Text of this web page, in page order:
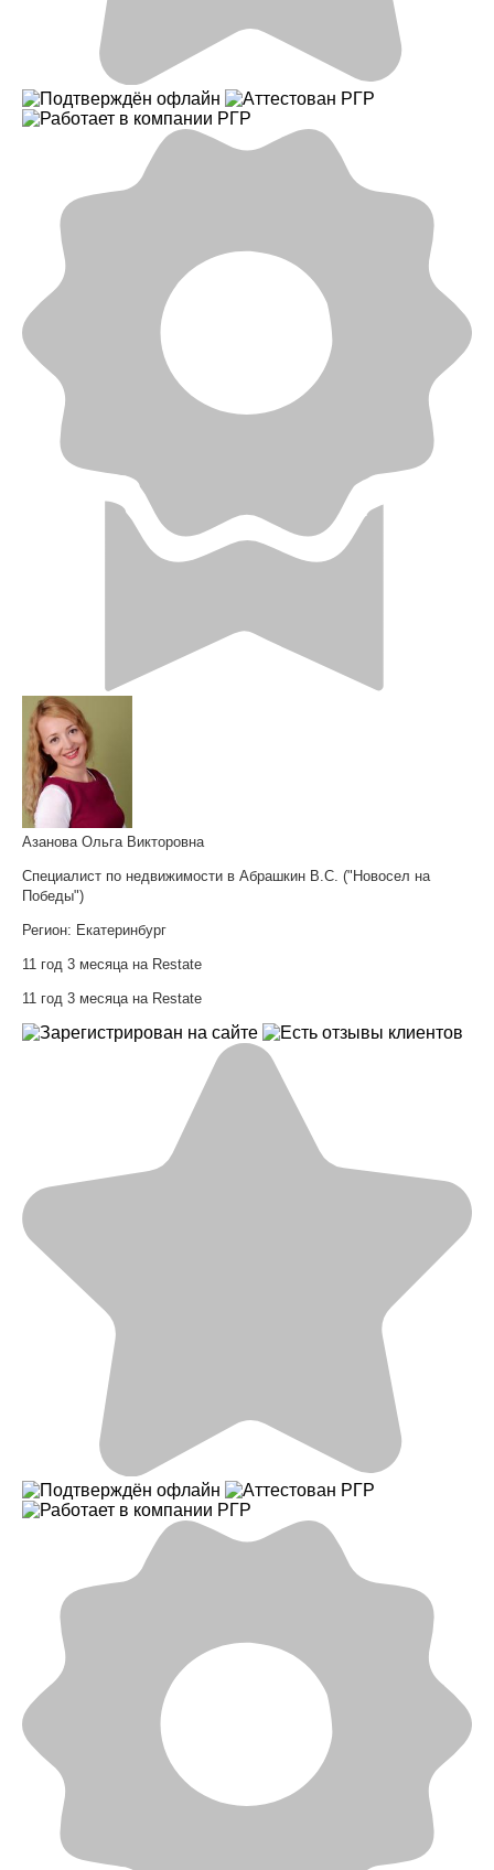
Азанова Ольга Викторовна
Специалист по недвижимости в Абрашкин В.С. ("Новосел на
Победы")
Регион: Екатеринбург
11 год 3 месяца на Restate
11 год 3 месяца на Restate